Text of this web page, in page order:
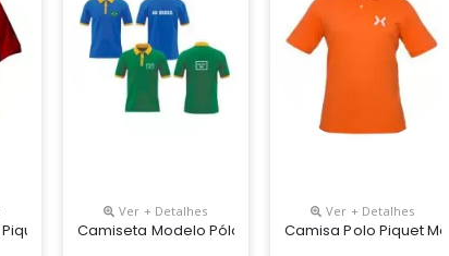
Em Tecido Piquet, Composto Por 50% Algodão
Supremo, FabricaÇÃo PrÓpria, Com Proteção Uv
Ver + Detalhes
Camiseta Modelo Pólo Masculina / Unissex
Ver + Detalhes
Camisa Polo Piquet